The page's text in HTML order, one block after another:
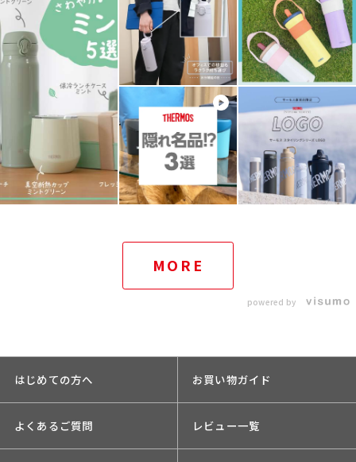
MORE
powered by
はじめての方へ お買い物ガイド
よくあるご質問 レビュー一覧